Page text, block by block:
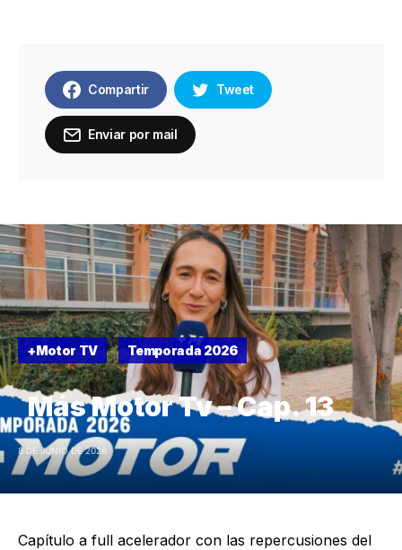
Compartir Tweet
Enviar por mail
+Motor TV Temporada 2026
Más Motor Tv – Cap. 13
8 DE JUNIO DE 2026
Capítulo a full acelerador con las repercusiones del